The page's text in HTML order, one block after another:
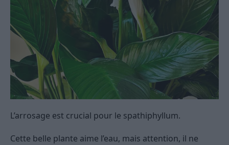
L’arrosage est crucial pour le spathiphyllum.
Cette belle plante aime l’eau, mais attention, il ne